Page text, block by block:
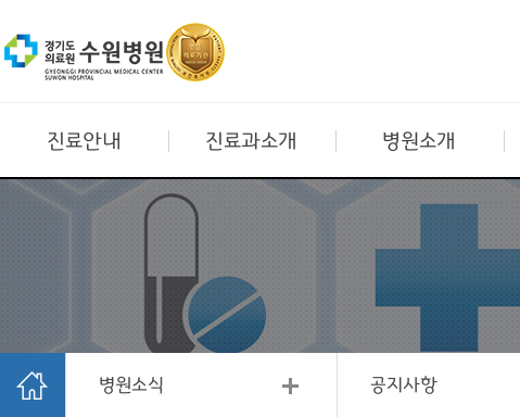
진료안내 진료과소개 병원소개
병원소식 공지사항